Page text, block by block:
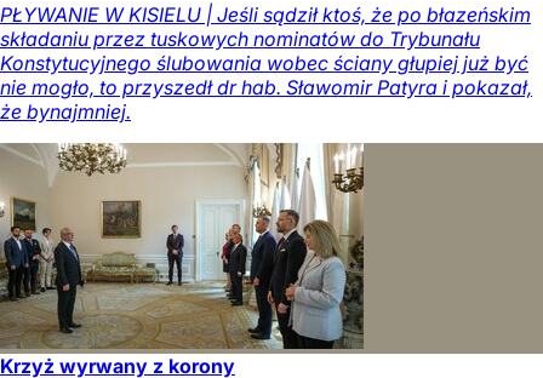
PŁYWANIE W KISIELU | Jeśli sądził ktoś, że po błazeńskim
składaniu przez tuskowych nominatów do Trybunału
Konstytucyjnego ślubowania wobec ściany głupiej już być
nie mogło, to przyszedł dr hab. Sławomir Patyra i pokazał,
że bynajmniej.
Krzyż wyrwany z korony